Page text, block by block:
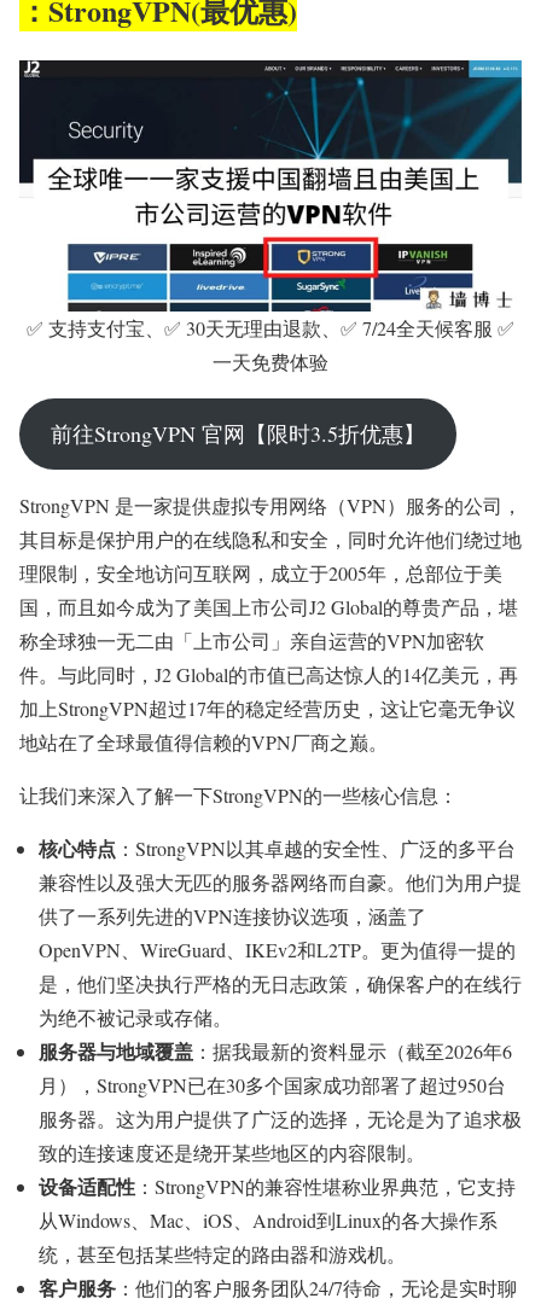
：StrongVPN(最优惠)
✅ 支持支付宝、✅ 30天无理由退款、✅ 7/24全天候客服 ✅
一天免费体验
前往StrongVPN 官网【限时3.5折优惠】
StrongVPN 是一家提供虚拟专用网络（VPN）服务的公司，
其目标是保护用户的在线隐私和安全，同时允许他们绕过地
理限制，安全地访问互联网，成立于2005年，总部位于美
国，而且如今成为了美国上市公司J2 Global的尊贵产品，堪
称全球独一无二由「上市公司」亲自运营的VPN加密软
件。与此同时，J2 Global的市值已高达惊人的14亿美元，再
加上StrongVPN超过17年的稳定经营历史，这让它毫无争议
地站在了全球最值得信赖的VPN厂商之巅。
让我们来深入了解一下StrongVPN的一些核心信息：
核心特点 ：StrongVPN以其卓越的安全性、广泛的多平台
兼容性以及强大无匹的服务器网络而自豪。他们为用户提
供了一系列先进的VPN连接协议选项，涵盖了
OpenVPN、WireGuard、IKEv2和L2TP。更为值得一提的
是，他们坚决执行严格的无日志政策，确保客户的在线行
为绝不被记录或存储。
服务器与地域覆盖 ：据我最新的资料显示（截至2026年6
月），StrongVPN已在30多个国家成功部署了超过950台
服务器。这为用户提供了广泛的选择，无论是为了追求极
致的连接速度还是绕开某些地区的内容限制。
设备适配性 ：StrongVPN的兼容性堪称业界典范，它支持
从Windows、Mac、iOS、Android到Linux的各大操作系
统，甚至包括某些特定的路由器和游戏机。
客户服务 ：他们的客户服务团队24/7待命，无论是实时聊